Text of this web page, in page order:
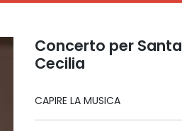
Concerto per Santa
Cecilia
CAPIRE LA MUSICA